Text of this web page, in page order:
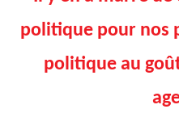
politique pour nos
politique au